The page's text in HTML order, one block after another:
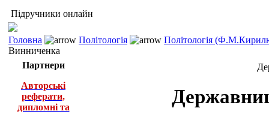
Підручники онлайн
Головна Політологія
Політологія
Винниченка
Партнери
Авторські
реферати,
дипломні та